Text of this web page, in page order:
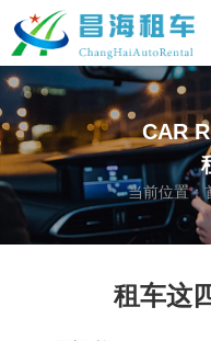
CAR
当前位置：
租车这